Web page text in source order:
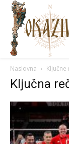
Naslovna Ključne
Ključna